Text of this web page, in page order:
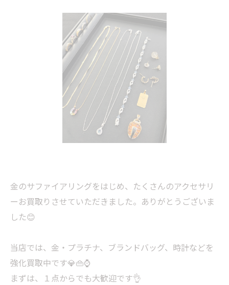
金のサファイアリングをはじめ、たくさんのアクセサリ
ーお買取りさせていただきました。ありがとうございま
した😊
当店では、金・プラチナ、ブランドバッグ、時計などを
強化買取中です💎👜⌚
まずは、１点からでも大歓迎です👌